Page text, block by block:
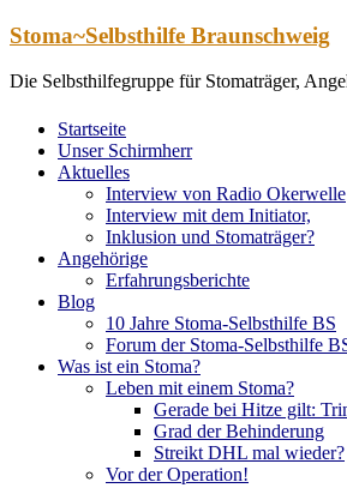
Zum
springen
Stoma~Selbsthilfe Braunschweig
Die Selbsthilfegruppe für Stomaträger,
Startseite
Unser Schirmherr
Aktuelles
Interview von Radio Okerwelle
Interview mit dem Initiator,
Inklusion und Stomaträger?
Angehörige
Erfahrungsberichte
Blog
10 Jahre Stoma-Selbsthilfe BS
Forum der Stoma-Selbsthilfe
Was ist ein Stoma?
Leben mit einem Stoma?
Gerade bei Hitze gilt:
Grad der Behinderung
Streikt DHL mal wieder?
Vor der Operation!